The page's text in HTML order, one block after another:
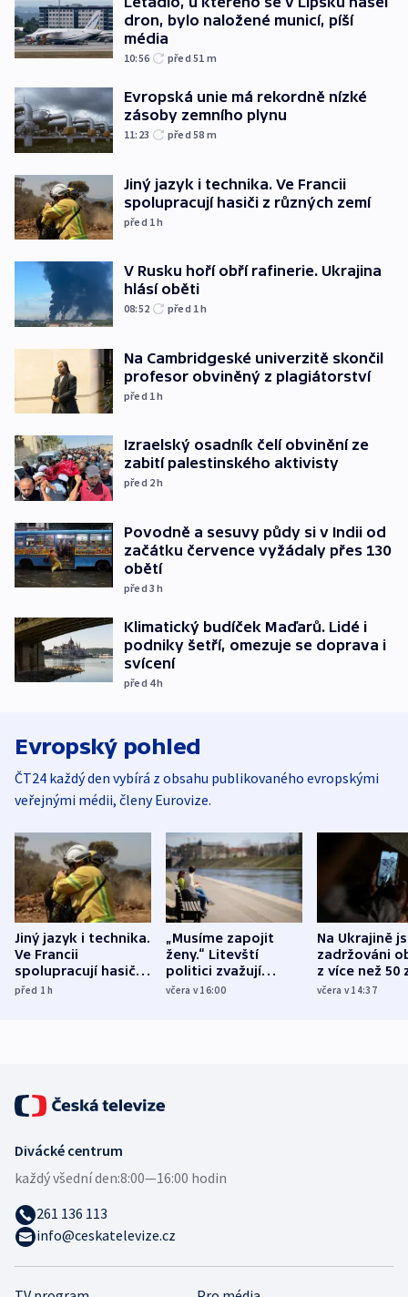
dron, bylo naložené municí, píší
média
10:56 před 51 m
Evropská unie má rekordně nízké
zásoby zemního plynu
11:23 před 58 m
Jiný jazyk i technika. Ve Francii
spolupracují hasiči z různých zemí
před 1h
V Rusku hoří obří rafinerie. Ukrajina
hlásí oběti
08:52 před 1h
Na Cambridgeské univerzitě skončil
profesor obviněný z plagiátorství
před 1h
Izraelský osadník čelí obvinění ze
zabití palestinského aktivisty
před 2h
Povodně a sesuvy půdy si v Indii od
začátku července vyžádaly přes 130
obětí
před 3h
Klimatický budíček Maďarů. Lidé i
podniky šetří, omezuje se doprava i
svícení
před 4h
Evropský pohled
ČT24 každý den vybírá z obsahu publikovaného evropskými
veřejnými médii, členy Eurovize.
Jiný jazyk i technika.
Ve Francii
spolupracují hasiči z
různých zemí
před 1h
„Musíme zapojit
ženy.“ Litevští
politici zvažují
dohodu o
včera v 16:00
Na Ukrajině
zadržováni
z více než 50
Bojovali na
včera v 14:37
Divácké centrum
každý všední den:8:00—16:00 hodin
261 136 113
info@ceskatelevize.cz